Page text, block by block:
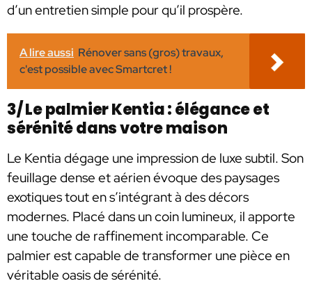
d’un entretien simple pour qu’il prospère.
A lire aussi Rénover sans (gros) travaux,
c'est possible avec Smartcret !
3/ Le palmier Kentia : élégance et
sérénité dans votre maison
Le Kentia dégage une impression de luxe subtil. Son
feuillage dense et aérien évoque des paysages
exotiques tout en s’intégrant à des décors
modernes. Placé dans un coin lumineux, il apporte
une touche de raffinement incomparable. Ce
palmier est capable de transformer une pièce en
véritable oasis de sérénité.